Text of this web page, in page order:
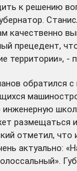
к решению
качественно
прецедент,
территории», -
обратился
размещаться
отметил, что
актуально: